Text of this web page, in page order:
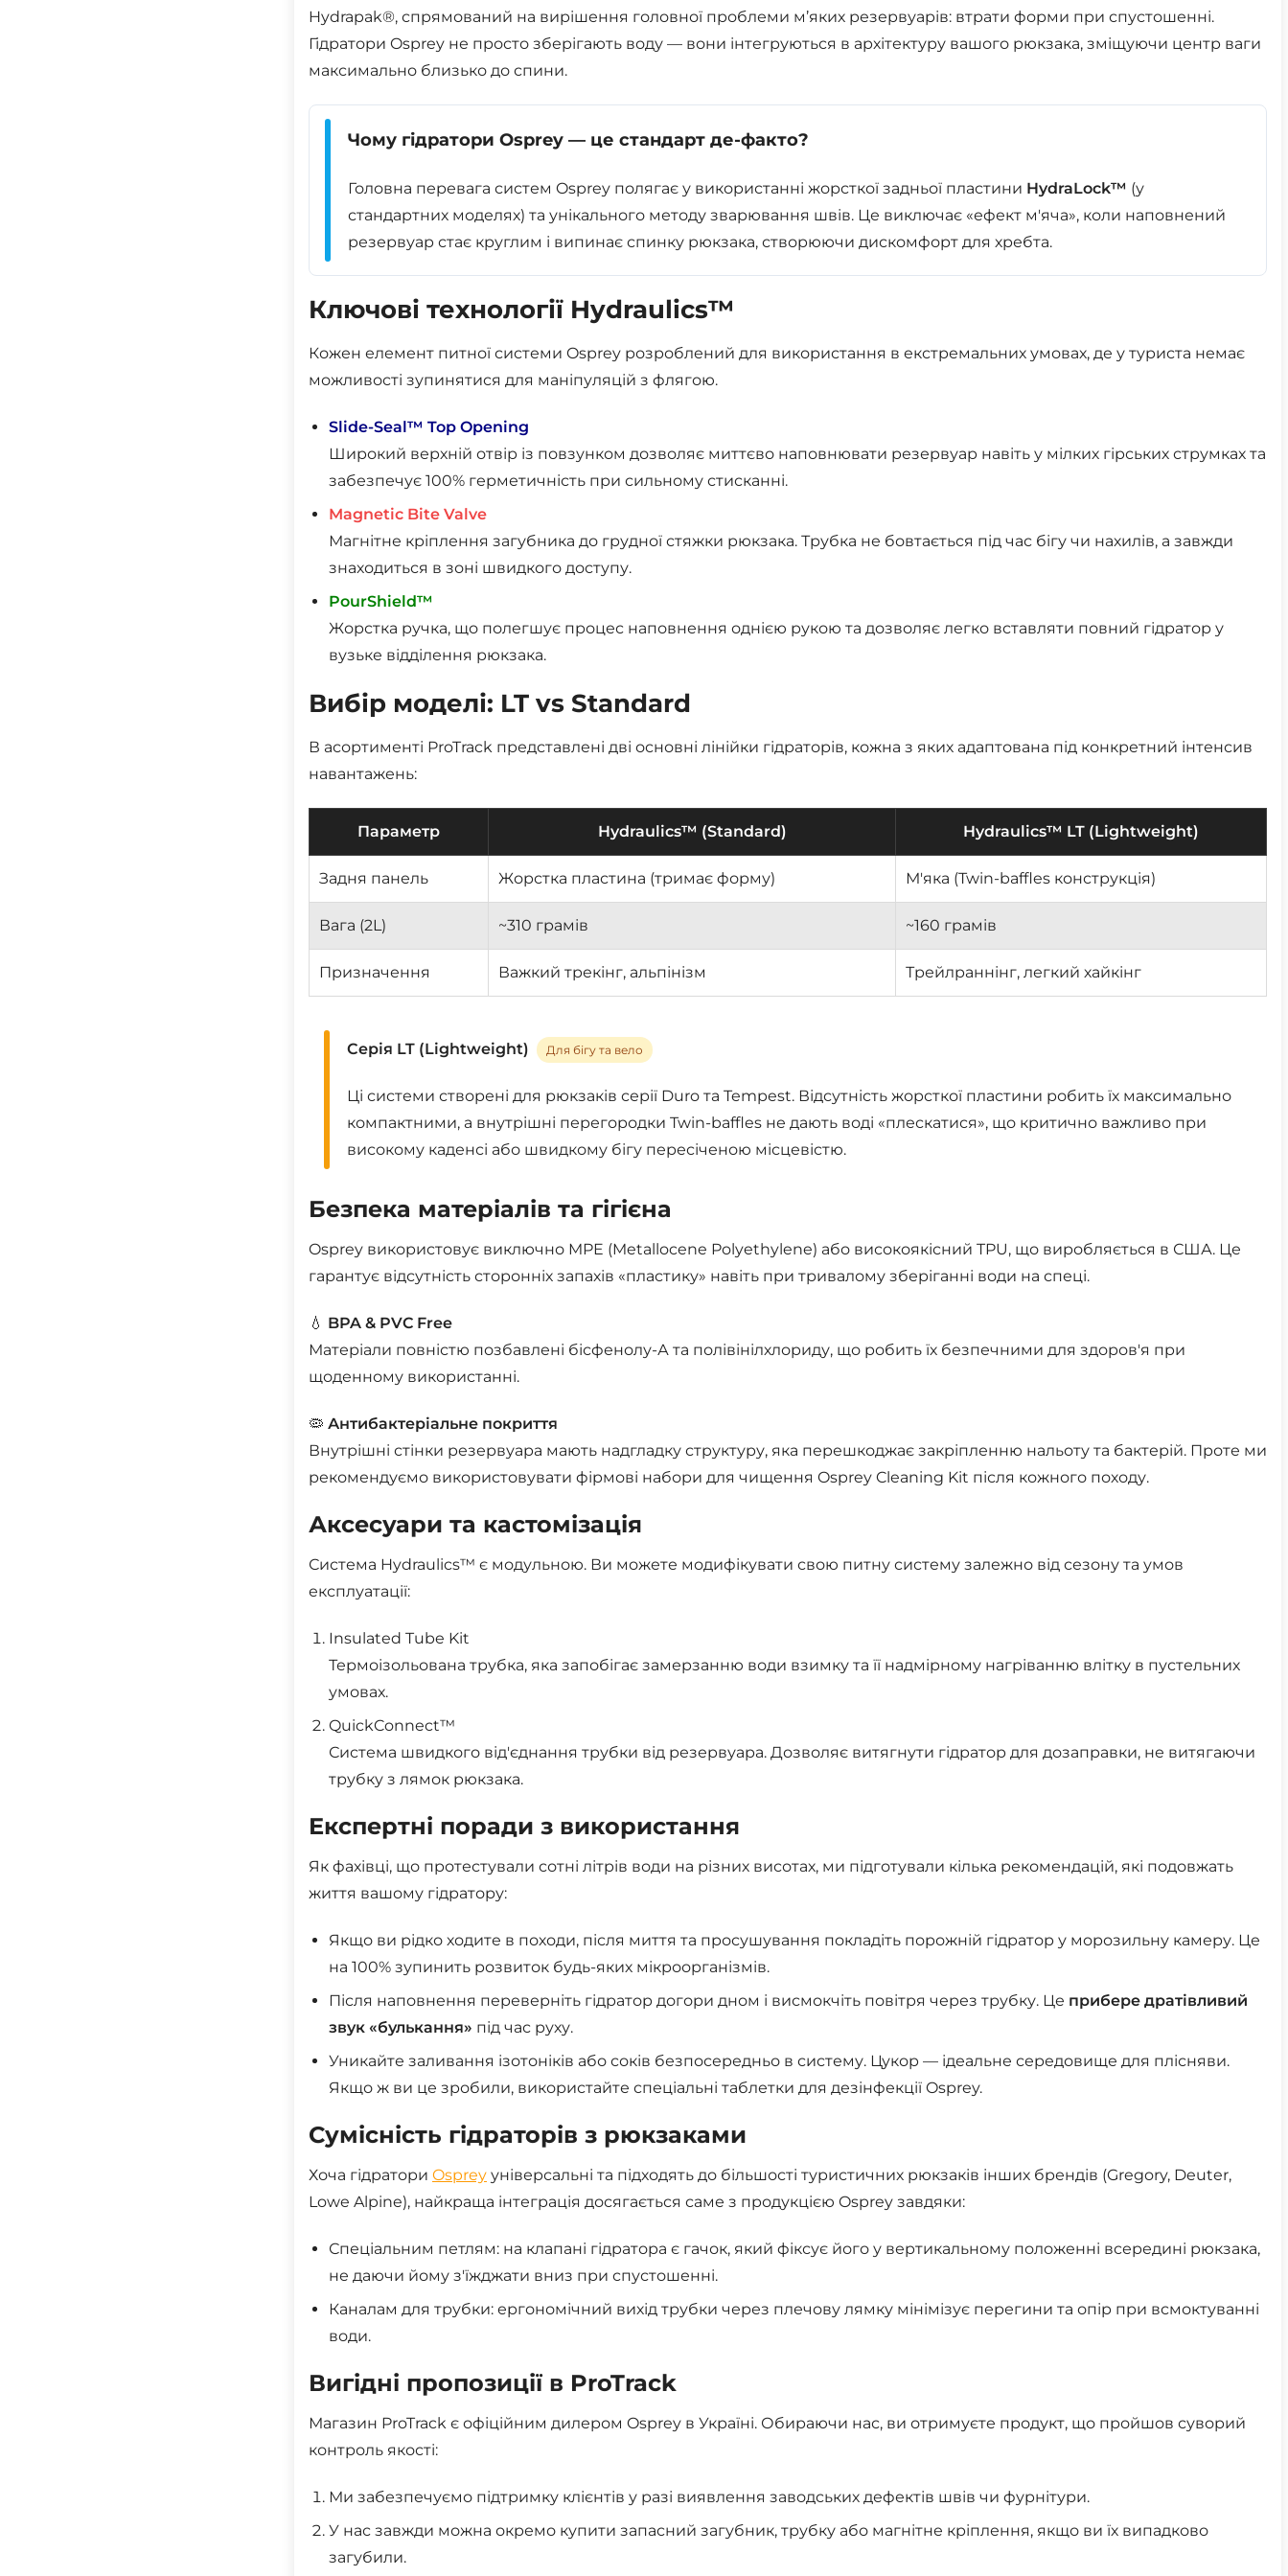
Hydrapak®, спрямований на вирішення головної проблеми м’яких резервуарів: втрати форми при спустошенні.
Гідратори Osprey не просто зберігають воду — вони інтегруються в архітектуру вашого рюкзака, зміщуючи центр ваги
максимально близько до спини.
Чому гідратори Osprey — це стандарт де-факто?
Головна перевага систем Osprey полягає у використанні жорсткої задньої пластини HydraLock™ (у
стандартних моделях) та унікального методу зварювання швів. Це виключає «ефект м'яча», коли наповнений
резервуар стає круглим і випинає спинку рюкзака, створюючи дискомфорт для хребта.
Ключові технології Hydraulics™
Кожен елемент питної системи Osprey розроблений для використання в екстремальних умовах, де у туриста немає
можливості зупинятися для маніпуляцій з флягою.
Slide-Seal™ Top Opening
Широкий верхній отвір із повзунком дозволяє миттєво наповнювати резервуар навіть у мілких гірських струмках та
забезпечує 100% герметичність при сильному стисканні.
Magnetic Bite Valve
Магнітне кріплення загубника до грудної стяжки рюкзака. Трубка не бовтається під час бігу чи нахилів, а завжди
знаходиться в зоні швидкого доступу.
PourShield™
Жорстка ручка, що полегшує процес наповнення однією рукою та дозволяє легко вставляти повний гідратор у
вузьке відділення рюкзака.
Вибір моделі: LT vs Standard
В асортименті ProTrack представлені дві основні лінійки гідраторів, кожна з яких адаптована під конкретний інтенсив
навантажень:
Параметр Hydraulics™ (Standard) Hydraulics™ LT (Lightweight)
Задня панель Жорстка пластина (тримає форму) М'яка (Twin-baffles конструкція)
Вага (2L) ~310 грамів ~160 грамів
Призначення Важкий трекінг, альпінізм Трейлраннінг, легкий хайкінг
Серія LT (Lightweight) Для бігу та вело
Ці системи створені для рюкзаків серії Duro та Tempest. Відсутність жорсткої пластини робить їх максимально
компактними, а внутрішні перегородки Twin-baffles не дають воді «плескатися», що критично важливо при
високому каденсі або швидкому бігу пересіченою місцевістю.
Безпека матеріалів та гігієна
Osprey використовує виключно MPE (Metallocene Polyethylene) або високоякісний TPU, що виробляється в США. Це
гарантує відсутність сторонніх запахів «пластику» навіть при тривалому зберіганні води на спеці.
💧 BPA & PVC Free
Матеріали повністю позбавлені бісфенолу-А та полівінілхлориду, що робить їх безпечними для здоров'я при
щоденному використанні.
🦠 Антибактеріальне покриття
Внутрішні стінки резервуара мають надгладку структуру, яка перешкоджає закріпленню нальоту та бактерій. Проте ми
рекомендуємо використовувати фірмові набори для чищення Osprey Cleaning Kit після кожного походу.
Аксесуари та кастомізація
Система Hydraulics™ є модульною. Ви можете модифікувати свою питну систему залежно від сезону та умов
експлуатації:
Insulated Tube Kit
Термоізольована трубка, яка запобігає замерзанню води взимку та її надмірному нагріванню влітку в пустельних
умовах.
QuickConnect™
Система швидкого від'єднання трубки від резервуара. Дозволяє витягнути гідратор для дозаправки, не витягаючи
трубку з лямок рюкзака.
Експертні поради з використання
Як фахівці, що протестували сотні літрів води на різних висотах, ми підготували кілька рекомендацій, які подовжать
життя вашому гідратору:
Якщо ви рідко ходите в походи, після миття та просушування покладіть порожній гідратор у морозильну камеру. Це
на 100% зупинить розвиток будь-яких мікроорганізмів.
Після наповнення переверніть гідратор догори дном і висмокчіть повітря через трубку. Це прибере дратівливий
звук «булькання» під час руху.
Уникайте заливання ізотоніків або соків безпосередньо в систему. Цукор — ідеальне середовище для плісняви.
Якщо ж ви це зробили, використайте спеціальні таблетки для дезінфекції Osprey.
Сумісність гідраторів з рюкзаками
Хоча гідратори Osprey універсальні та підходять до більшості туристичних рюкзаків інших брендів (Gregory, Deuter,
Lowe Alpine), найкраща інтеграція досягається саме з продукцією Osprey завдяки:
Спеціальним петлям: на клапані гідратора є гачок, який фіксує його у вертикальному положенні всередині рюкзака,
не даючи йому з'їжджати вниз при спустошенні.
Каналам для трубки: ергономічний вихід трубки через плечову лямку мінімізує перегини та опір при всмоктуванні
води.
Вигідні пропозиції в ProTrack
Магазин ProTrack є офіційним дилером Osprey в Україні. Обираючи нас, ви отримуєте продукт, що пройшов суворий
контроль якості:
Ми забезпечуємо підтримку клієнтів у разі виявлення заводських дефектів швів чи фурнітури.
У нас завжди можна окремо купити запасний загубник, трубку або магнітне кріплення, якщо ви їх випадково
загубили.